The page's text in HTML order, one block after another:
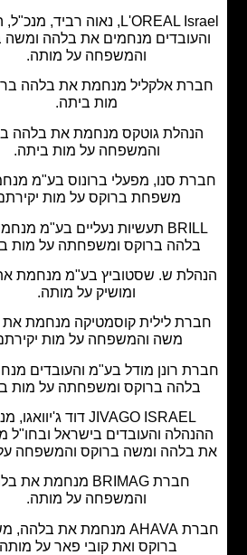
L'OREAL Israel, נאוה רביד, מנכ"ל, ההנהלה
מנחמים את בלהה ומשה ברוקס
והמשפחה על מותה.
אלקליל מנחמת את בלהה ברוקס על
מות ביתה.
גוטקס מנחמת את בלהה ברוקס
והמשפחה על מות ביתה.
סנו, מפעלי ברונוס בע"מ מנחמים את
משפחת ברוקס על מות יקירתם.
BRILL תעשיות נעליים בע"מ מנחמים את
בלהה ברוקס ומשפחתה על מות ביתה.
ש. שסטוביץ בע"מ מנחמת את בלהה
ומושיק על מותה.
לילית קוסמטיקה מנחמת את בלהה,
משה והמשפחה על מות יקירתם.
רונן מודל בע"מ והעובדים מנחמים את
ברוקס ומשפחתה על מות ביתם.
JIVAGO ISRAEL דוד ג'יוואגו, מנכ"ל,
והעובדים בישראל ובחו"ל מנחמים
בלהה ומשה ברוקס והמשפחה על מותה.
חברת BRIMAG מנחמת את בלהה
והמשפחה על מותה.
חברת AHAVA מנחמת את בלהה, משה וקטי
ברוקס ואת קובי פאר על מותה.